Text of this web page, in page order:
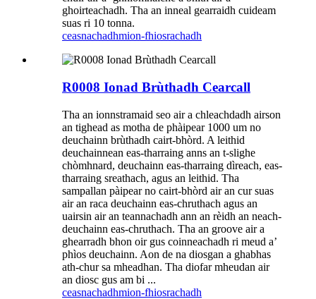
ghoirteachadh. Tha an inneal gearraidh cuideam
suas ri 10 tonna.
ceasnachadhmion-fhiosrachadh
R0008 Ionad Brùthadh Cearcall
Tha an ionnstramaid seo air a chleachdadh airson
an tighead as motha de phàipear 1000 um no
deuchainn brùthadh cairt-bhòrd. A leithid
deuchainnean eas-tharraing anns an t-slighe
chòmhnard, deuchainn eas-tharraing dìreach, eas-
tharraing sreathach, agus an leithid. Tha
sampallan pàipear no cairt-bhòrd air an cur suas
air an raca deuchainn eas-chruthach agus an
uairsin air an teannachadh ann an rèidh an neach-
deuchainn eas-chruthach. Tha an groove air a
ghearradh bhon oir gus coinneachadh ri meud a’
phìos deuchainn. Aon de na diosgan a ghabhas
ath-chur sa mheadhan. Tha diofar mheudan air
an diosc gus am bi ...
ceasnachadhmion-fhiosrachadh